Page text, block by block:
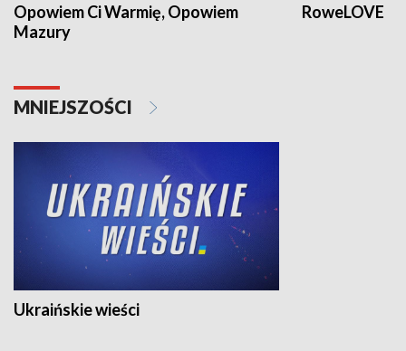
Opowiem Ci Warmię, Opowiem
Mazury
RoweLOVE
MNIEJSZOŚCI
Ukraińskie wieści